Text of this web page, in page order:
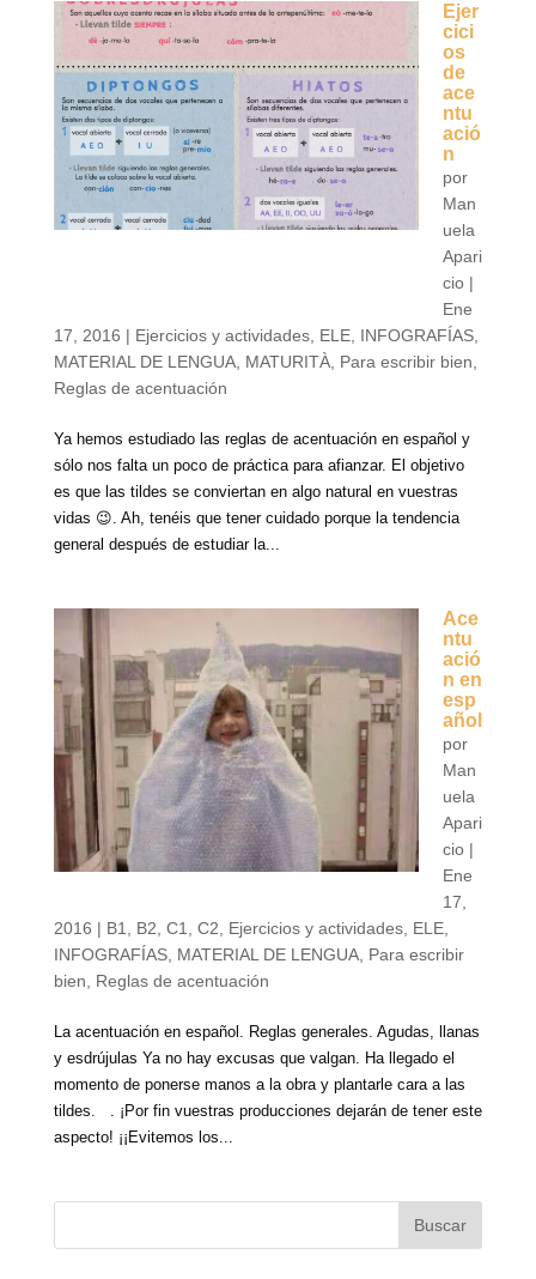
Ejer
cici
os
de
ace
ntu
ació
n
por
Man
uela
Apari
cio|
Ene
17, 2016 | Ejercicios y actividades, ELE, INFOGRAFÍAS,
MATERIAL DE LENGUA, MATURITÀ, Para escribir bien
Reglas de acentuación
Ya hemos estudiado las reglas de acentuación en español y
sólo nos falta un poco de práctica para afianzar. El objetivo
es que las tildes se conviertan en algo natural en vuestras
vidas 😉. Ah, tenéis que tener cuidado porque la tendencia
general después de estudiar la...
Ace
ntu
ació
n en
esp
añol
por
Man
uela
Apari
cio|
Ene
17,
2016 | B1 B2 C1 C2 Ejercicios y actividades, ELE,
INFOGRAFÍAS, MATERIAL DE LENGUA, Para escribir
bien
Reglas de acentuación
La acentuación en español. Reglas generales. Agudas, llanas
y esdrújulas Ya no hay excusas que valgan. Ha llegado el
momento de ponerse manos a la obra y plantarle cara a las
tildes. . ¡Por fin vuestras producciones dejarán de tener este
aspecto! ¡¡Evitemos los...